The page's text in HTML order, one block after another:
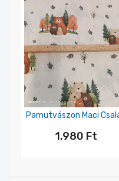
Pamutvászon Maci
1,980 Ft